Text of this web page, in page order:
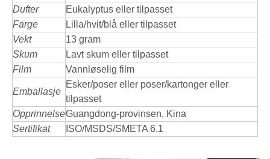
Dufter
Eukalyptus eller tilpasset
Farge
Lilla/hvit/blå eller tilpasset
Vekt
13 gram
Skum
Lavt skum eller tilpasset
Film
Vannløselig film
Emballasje
Esker/poser eller poser/kartonger eller
tilpasset
OpprinnelseGuangdong-provinsen, Kina
Sertifikat
ISO/MSDS/SMETA 6.1